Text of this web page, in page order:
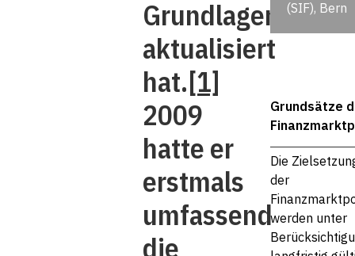
Grundlagen
aktualisiert
hat.[1]
2009
hatte er
erstmals
umfassend
die
(SIF), Bern
Grundsätze
Die
der
werden unter